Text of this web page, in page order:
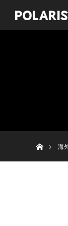
海